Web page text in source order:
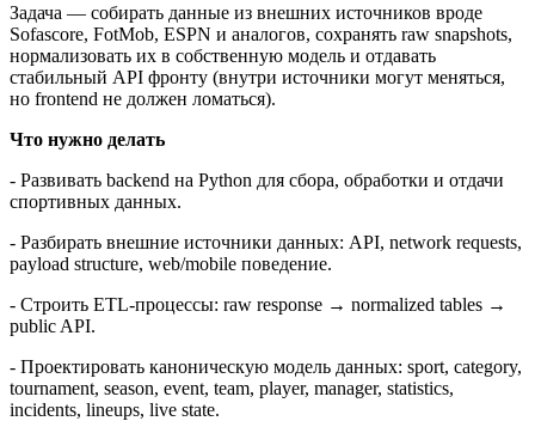
Задача — собирать данные из внешних источников вроде
Sofascore, FotMob, ESPN и аналогов, сохранять raw snapshots,
нормализовать их в собственную модель и отдавать
стабильный API фронту (внутри источники могут меняться,
но frontend не должен ломаться).
Что нужно делать
- Развивать backend на Python для сбора, обработки и отдачи
спортивных данных.
- Разбирать внешние источники данных: API, network requests,
payload structure, web/mobile поведение.
- Строить ETL-процессы: raw response → normalized tables →
public API.
- Проектировать каноническую модель данных: sport, category,
tournament, season, event, team, player, manager, statistics,
incidents, lineups, live state.